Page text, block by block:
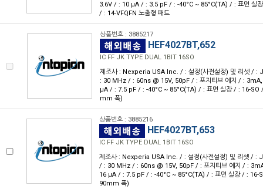
3.6V / : 10 μA / : 3.5 pF / : -40°C ~ 85°C(TA) / : 표면 실
/ : 14-VFQFN 노출형 패드
상품번호 : 3885217
HEF4027BT,652
IC FF JK TYPE DUAL 1BIT 16SO
제조사 : Nexperia USA Inc. / : 설정(사전설정) 및 리셋 / :
: 30 MHz / : 60ns @ 15V, 50pF / : 포지티브 에지 / :
μA / : 7.5 pF / : -40°C ~ 85°C(TA) / : 표면 실장 / : 16-SO
mm 폭)
상품번호 : 3885216
HEF4027BT,653
IC FF JK TYPE DUAL 1BIT 16SO
제조사 : Nexperia USA Inc. / : 설정(사전설정) 및 리셋 / :
/ : 30 MHz / : 60ns @ 15V, 50pF / : 포지티브 에지 / :
16 μA / : 7.5 pF / : -40°C ~ 85°C(TA) / : 표면 실장 / : 16-
90mm 폭)